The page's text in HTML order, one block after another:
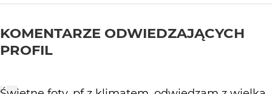
KOMENTARZE ODWIEDZAJĄCYCH
PROFIL